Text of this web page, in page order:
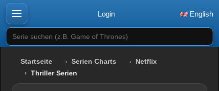
Login English
Serie suchen (z.B. Game of Thrones)
Startseite Serien Charts
Netflix
Thriller Serien